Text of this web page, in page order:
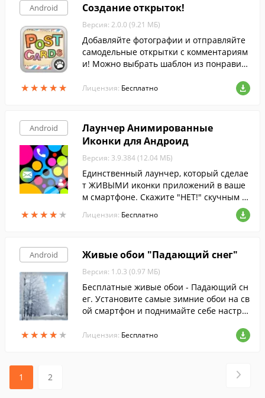
Android
★★★★★
★★★★★
Создание открыток!
Версия: 2.0.0 (9.21 МБ)
Добавляйте фотографии и отправляйте
самодельные открытки с комментариям
и! Можно выбрать шаблон из понравив
арий.
Лицензия: Бесплатно
Android
★★★★★
★★★★★
Лаунчер Анимированные
Иконки для Андроид
Версия: 3.9.384 (12.04 МБ)
Единственный лаунчер, который сделае
т ЖИВЫМИ иконки приложений в ваше
м смартфоне. Скажите "НЕТ!" скучным и
конкам ваших любимых игр, служебных
программ, мессенджеров и социальных
Лицензия: Бесплатно
Android
★★★★ ★
★★★★ ★
Живые обои "Падающий снег"
Версия: 1.0.3 (0.97 МБ)
Бесплатные живые обои - Падающий сн
ег. Установите самые зимние обои на св
ой смартфон и поднимайте себе настро
ающий снежок.
Лицензия: Бесплатно
1 2